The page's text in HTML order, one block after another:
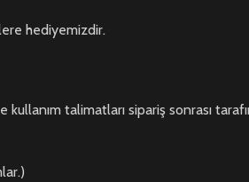
hediyemizdir.
talimatları sipariş sonrası